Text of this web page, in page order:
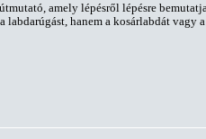
amely lépésről lépésre
hanem a kosárlabdát